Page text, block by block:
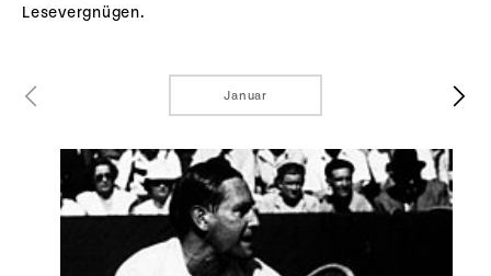
Lesevergnügen.
Januar